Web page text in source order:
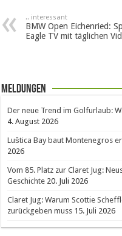
.. interessant
BMW Open Eichenried:
Eagle TV mit täglichen
Meldungen
Der neue Trend im Golfurlaub:
4. August 2026
Luštica Bay baut Montenegros
2026
Vom 85. Platz zur Claret Jug:
Geschichte 20. Juli 2026
Claret Jug: Warum Scottie
zurückgeben muss 15. Juli 2026